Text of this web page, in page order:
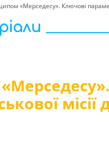
«Мерседесу». Ключові
місії